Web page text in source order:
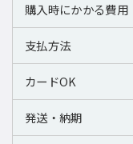
購入時にかかる費用
支払方法
カードOK
発送・納期